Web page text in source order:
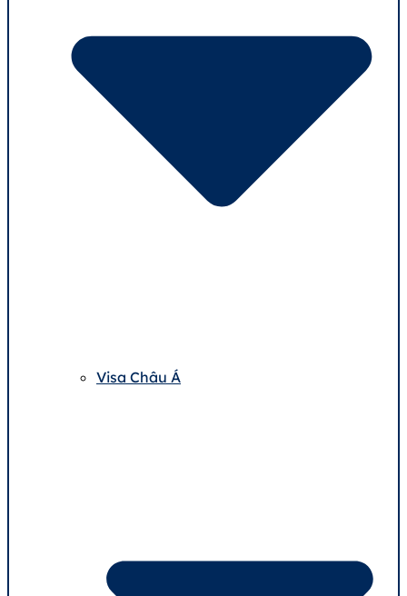
Visa Châu Á